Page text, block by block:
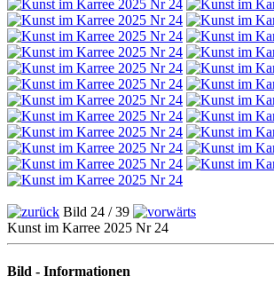
Bild 24 / 39
Kunst im Karree 2025 Nr 24
Bild - Informationen